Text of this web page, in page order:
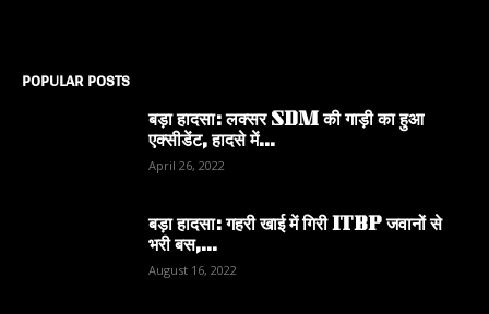
POPULAR POSTS
बड़ा हादसा: लक्सर SDM की गाड़ी का हुआ
एक्सीडेंट, हादसे में...
April 26, 2022
बड़ा हादसा: गहरी खाई में गिरी ITBP जवानों से
भरी बस,...
August 16, 2022